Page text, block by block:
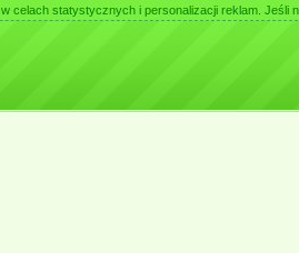
celach statystycznych i personalizacji reklam. Jeśli